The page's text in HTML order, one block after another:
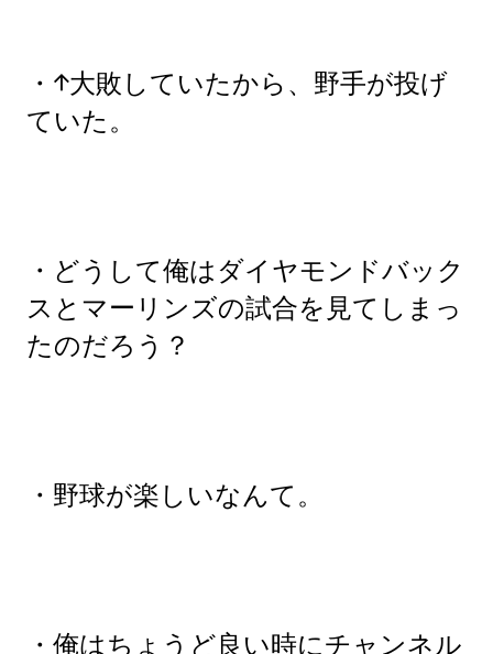
・↑大敗していたから、野手が投げ
ていた。
・どうして俺はダイヤモンドバック
スとマーリンズの試合を見てしまっ
たのだろう？
・野球が楽しいなんて。
・俺はちょうど良い時にチャンネル